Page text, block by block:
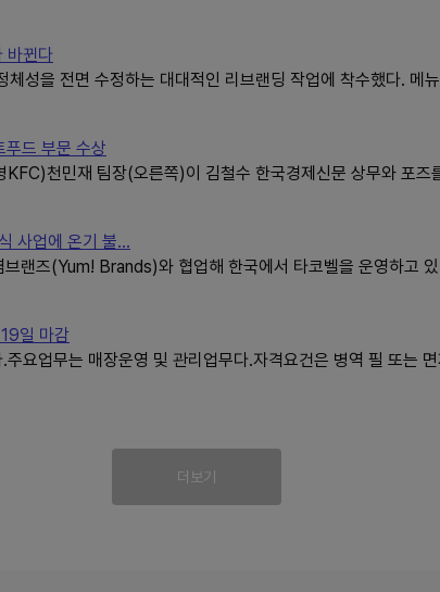
바뀐다
성을 전면 수정하는 대대적인 리브랜딩 작업에 착수했다. 메
드 부문 수상
천민재 팀장(오른쪽)이 김철수 한국경제신문 상무와 포
사업에 온기 불...
랜즈(Yum! Brands)와 협업해 한국에서 타코벨을 운영하고
일 마감
요업무는 매장운영 및 관리업무다.자격요건은 병역 필 또는
더보기